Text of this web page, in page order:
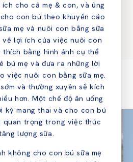
price
1/ 6
Kendamil
cho cả mẹ & con, và ủng
con bú theo khuyến cáo
mẹ và nuôi con bằng sữa
về lợi ích của việc nuôi con
thích bằng hình ảnh cụ thể
bú mẹ và đưa ra những lời
việc nuôi con bằng sữa mẹ.
và thường xuyên sẽ kích
hơn. Một chế độ ăn uống
kỳ mang thai và cho con bú
quan trọng trong việc thúc
lượng sữa.
không cho con bú sữa mẹ